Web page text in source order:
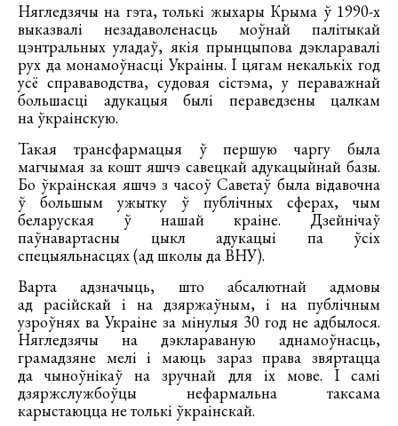
Нягледзячы на гэта, толькі жыхары Крыма ў 1990-х
выказвалі незадаволенасць моўнай палітыкай
цэнтральных уладаў, якія прынцыпова дэкларавалі
рух да монамоўнасці Украіны. І цягам некалькіх год
усё справаводства, судовая сістэма, у пераважнай
большасці адукацыя былі пераведзены цалкам
на ўкраінскую.
Такая трансфармацыя ў першую чаргу была
магчымая за кошт яшчэ савецкай адукацыйнай базы.
Бо ўкраінская яшчэ з часоў Саветаў была відавочна
ў большым ужытку ў публічных сферах, чым
беларуская ў нашай краіне. Дзейнічаў
паўнавартасны цыкл адукацыі па ўсіх
спецыяльнасцях (ад школы да ВНУ).
Варта адзначыць, што абсалютнай адмовы
ад расійскай і на дзяржаўным, і на публічным
узроўнях ва Украіне за мінулыя 30 год не адбылося.
Нягледзячы на дэклараваную аднамоўнасць,
грамадзяне мелі і маюць зараз права звяртацца
да чыноўнікаў на зручнай для іх мове. І самі
дзяржслужбоўцы нефармальна таксама
карыстаюцца не толькі ўкраінскай.